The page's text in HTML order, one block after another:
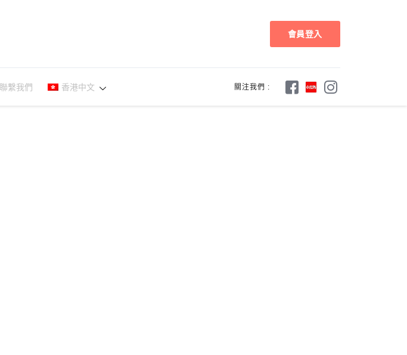
會員登入
聯繫我們 香港中文 關注我們 :